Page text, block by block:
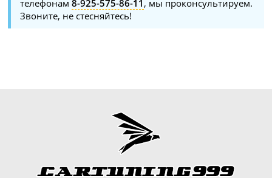
телефонам8-925-575-86-11 , мы проконсультируем.
Звоните, не стесняйтесь!